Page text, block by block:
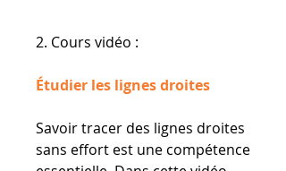
2. Cours vidéo :
Étudier les lignes droites
Savoir tracer des lignes droites
sans effort est une compétence